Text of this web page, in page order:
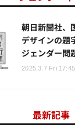
朝日新聞社、
デザインの題
ジェンダー問
2025.3.7 Fri 17:45
最新記事